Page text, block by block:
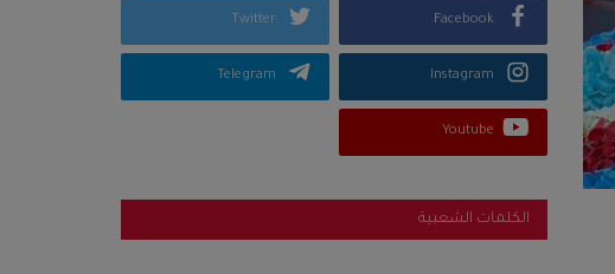
Facebook
Twitter
Instagram
Telegram
Youtube
الكلمات الشعبية